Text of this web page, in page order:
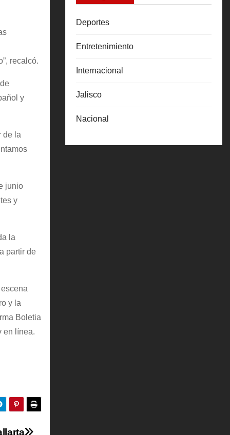
recalcó.
y
de la
junio
y
la
partir de
y la
Boletia
en línea.
Deportes
Entretenimiento
Internacional
Jalisco
Nacional